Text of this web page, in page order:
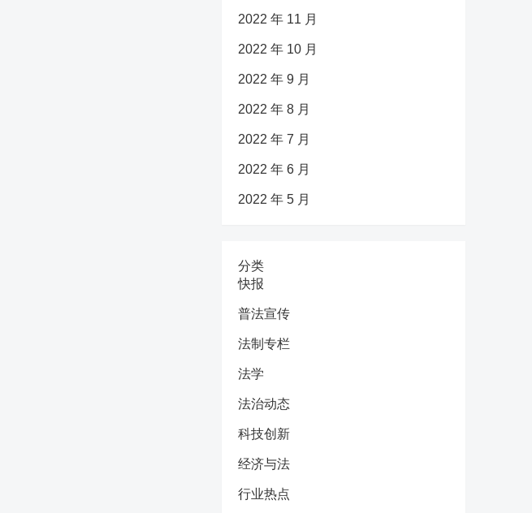
2022 年 11 月
2022 年 10 月
2022 年 9 月
2022 年 8 月
2022 年 7 月
2022 年 6 月
2022 年 5 月
分类
快报
普法宣传
法制专栏
法学
法治动态
科技创新
经济与法
行业热点